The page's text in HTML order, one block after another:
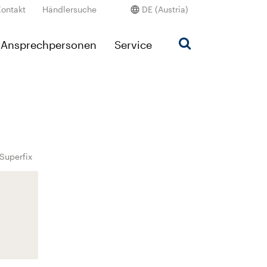
Händlersuche DE (Austria)
Ansprechpersonen Service